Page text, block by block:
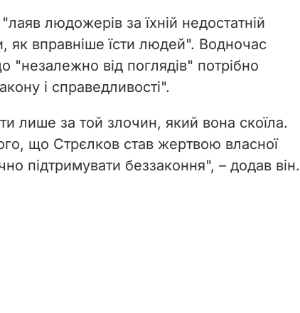
i
d
o
людожерів за їхній недостатній
як вправніше їсти людей". Водночас
"незалежно від поглядів" потрібно
і справедливості".
лише за той злочин, який вона скоїла.
що Стрєлков став жертвою власної
підтримувати беззаконня", – додав він.